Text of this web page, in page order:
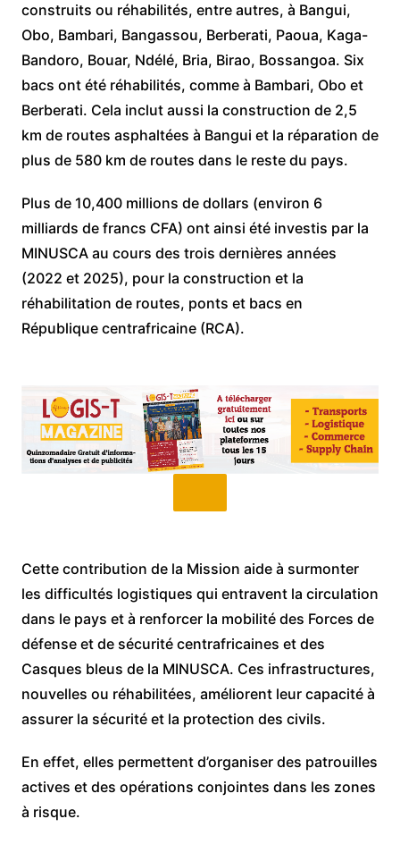
construits ou réhabilités, entre autres, à Bangui,
Obo, Bambari, Bangassou, Berberati, Paoua, Kaga-
Bandoro, Bouar, Ndélé, Bria, Birao, Bossangoa. Six
bacs ont été réhabilités, comme à Bambari, Obo et
Berberati. Cela inclut aussi la construction de 2,5
km de routes asphaltées à Bangui et la réparation de
plus de 580 km de routes dans le reste du pays.
Plus de 10,400 millions de dollars (environ 6
milliards de francs CFA) ont ainsi été investis par la
MINUSCA au cours des trois dernières années
(2022 et 2025), pour la construction et la
réhabilitation de routes, ponts et bacs en
République centrafricaine (RCA).
Cette contribution de la Mission aide à surmonter
les difficultés logistiques qui entravent la circulation
dans le pays et à renforcer la mobilité des Forces de
défense et de sécurité centrafricaines et des
Casques bleus de la MINUSCA. Ces infrastructures,
nouvelles ou réhabilitées, améliorent leur capacité à
assurer la sécurité et la protection des civils.
En effet, elles permettent d’organiser des patrouilles
actives et des opérations conjointes dans les zones
à risque.